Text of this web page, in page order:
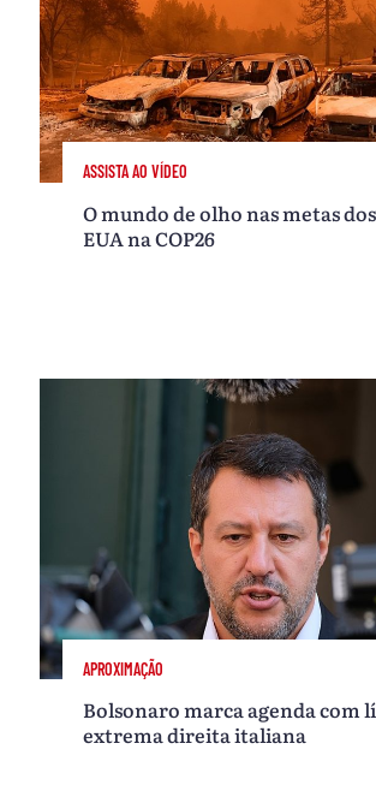
ASSISTA AO VÍDEO
O mundo de olho nas metas dos
EUA na COP26
APROXIMAÇÃO
Bolsonaro marca agenda com
extrema direita italiana